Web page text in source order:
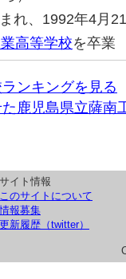
れ、1992年4月
高等学校を卒業
ンキングを見る
鹿児島県立薩南
サイト情報
このサイトについて
情報募集
更新履歴（twitter）